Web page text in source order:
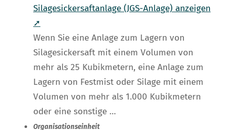
Silagesickersaftanlage (JGS-Anlage) anzeigen
➚
Wenn Sie eine Anlage zum Lagern von
Silagesickersaft mit einem Volumen von
mehr als 25 Kubikmetern, eine Anlage zum
Lagern von Festmist oder Silage mit einem
Volumen von mehr als 1.000 Kubikmetern
oder eine sonstige …
Organisationseinheit